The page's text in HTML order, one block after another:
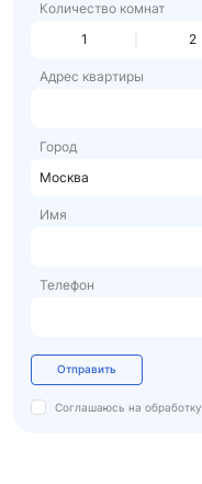
Количество комнат
1
2
Адрес квартиры
Город
Москва
Имя
Телефон
Отправить
Соглашаюсь на обработку